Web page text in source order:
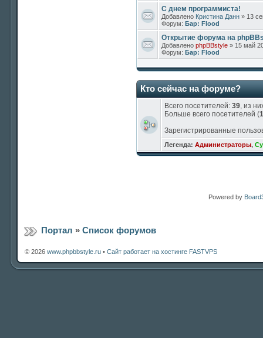
С днем программиста!
Добавлено Кристина Данн » 13
Форум: Бар: Flood
Открытие форума на
Добавлено phpBBstyle » 15 май
Форум: Бар: Flood
Кто сейчас на форуме?
Всего посетителей: 39, из
Больше всего посетителей (
Зарегистрированные
Легенда: Администраторы,
Powered by
Портал »Список форумов
© 2026 www.phpbbstyle.ru • Сайт работает на хостинге FASTVPS